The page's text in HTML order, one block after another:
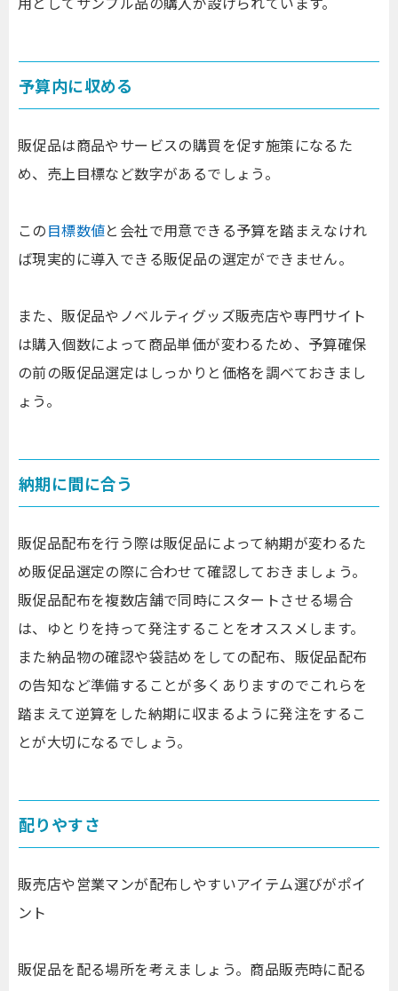
予算内に収める
販促品は商品やサービスの購買を促す施策になるた
め、売上目標など数字があるでしょう。
この目標数値と会社で用意できる予算を踏まえなけれ
ば現実的に導入できる販促品の選定ができません。
また、販促品やノベルティグッズ販売店や専門サイト
は購入個数によって商品単価が変わるため、予算確保
の前の販促品選定はしっかりと価格を調べておきまし
ょう。
納期に間に合う
販促品配布を行う際は販促品によって納期が変わるた
め販促品選定の際に合わせて確認しておきましょう。
販促品配布を複数店舗で同時にスタートさせる場合
は、ゆとりを持って発注することをオススメします。
また納品物の確認や袋詰めをしての配布、販促品配布
の告知など準備することが多くありますのでこれらを
踏まえて逆算をした納期に収まるように発注をするこ
とが大切になるでしょう。
配りやすさ
販売店や営業マンが配布しやすいアイテム選びがポイ
ント
販促品を配る場所を考えましょう。商品販売時に配る